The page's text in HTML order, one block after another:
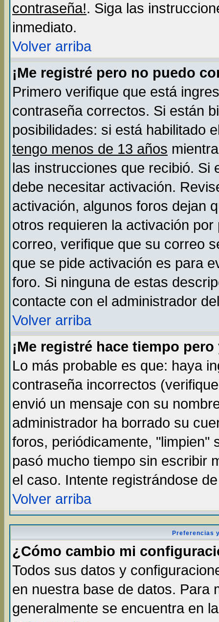
contraseña!. Siga las
inmediato.
Volver arriba
¡Me registré pero no puedo
Primero verifique que está
contraseña correctos. Si están
posibilidades: si está habilitado
tengo menos de 13 años
las instrucciones que recibió. Si
debe necesitar activación.
activación, algunos foros dejan
otros requieren la activación
correo, verifique que su correo
que se pide activación es para
foro. Si ninguna de estas
contacte con el administrador
Volver arriba
¡Me registré hace tiempo
Lo más probable es que: haya
contraseña incorrectos
envió un mensaje con su
administrador ha borrado su
foros, periódicamente, "limpien"
pasó mucho tiempo sin escribir
el caso. Intente registrándose
Volver arriba
Preferencias
¿Cómo cambio mi
Todos sus datos y
en nuestra base de datos. Para
generalmente se encuentra en